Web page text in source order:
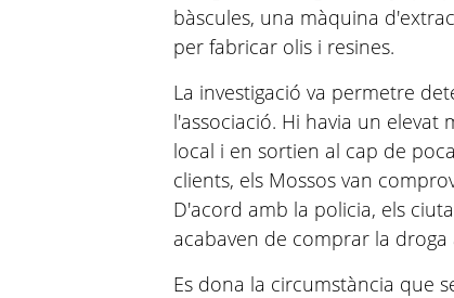
bàscules, una màquina
per fabricar olis i resines.
La investigació va permetre
l'associació. Hi havia un
local i en sortien al cap de
clients, els Mossos van
D'acord amb la policia, els
acabaven de comprar la
Es dona la circumstància que